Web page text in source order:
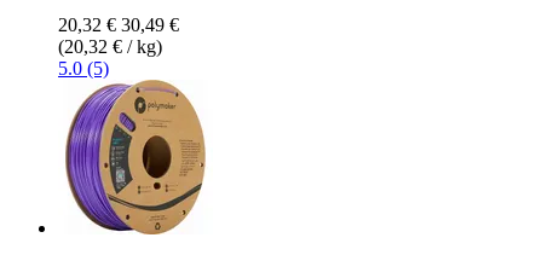
20,32 € 30,49 €
(20,32 € / kg)
5.0 (5)